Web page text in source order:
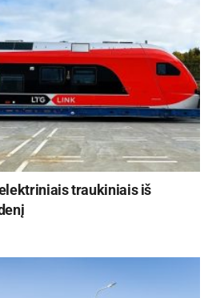
traukiniais iš